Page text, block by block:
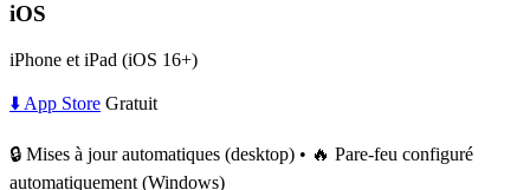
iOS
iPhone et iPad (iOS 16+)
⬇️ App Store Gratuit
🔒 Mises à jour automatiques (desktop) • 🔥 Pare-feu configuré
automatiquement (Windows)